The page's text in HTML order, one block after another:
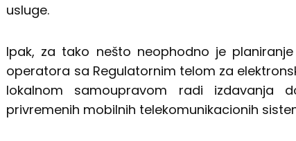
usluge.
Ipak, za tako nešto neophodno je
operatora sa Regulatornim telom za
lokalnom samoupravom radi izdavanja
privremenih mobilnih telekomunikacionih